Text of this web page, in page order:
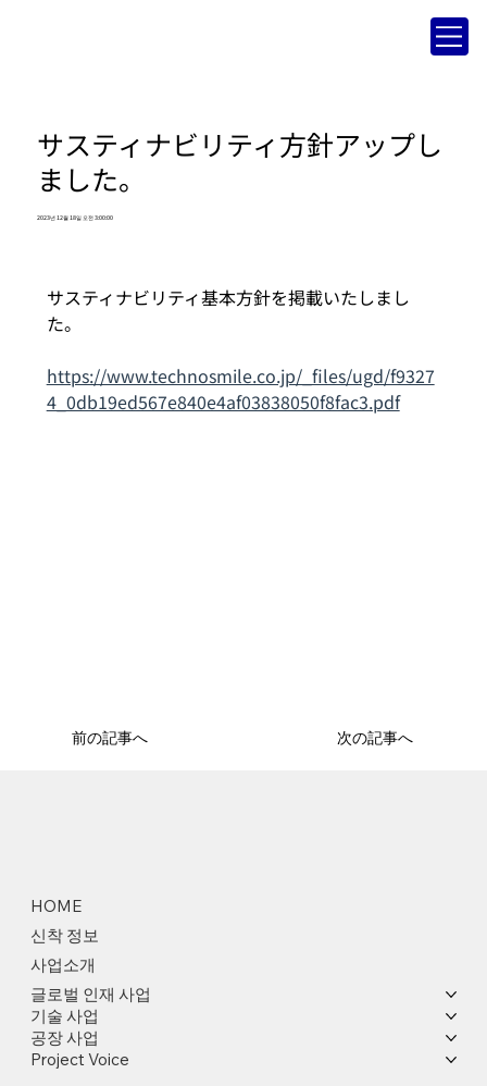
サスティナビリティ方針アップし
ました。
2023년 12월 18일 오전 3:00:00
前の記事へ 次の記事へ
サスティナビリティ基本方針を掲載いたしまし
た。
https://www.technosmile.co.jp/_files/ugd/f9327
4_0db19ed567e840e4af03838050f8fac3.pdf
HOME
신착 정보
사업소개
글로벌 인재 사업
기술 사업
공장 사업
Project Voice